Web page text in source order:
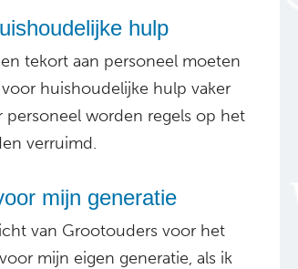
hulp
tekort aan personeel moeten
huishoudelijke hulp vaker
personeel worden regels op het
verruimd.
mijn generatie
van Grootouders voor het
mijn eigen generatie, als ik